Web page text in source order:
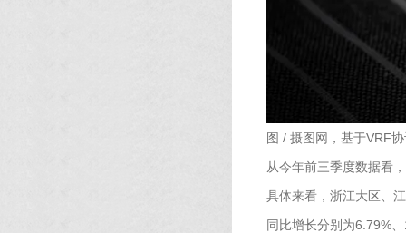
图 / 摄图网，基于VRF
从今年前三季度数据看
具体来看，浙江大区、
同比增长分别为6.79%